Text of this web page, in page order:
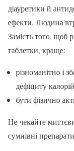
діауретики й
ефекти. Людина
Замість того, щоб
таблетки, краще:
різноманітно і
дефіциту
бути фізично
Не чекайте
сумнівні